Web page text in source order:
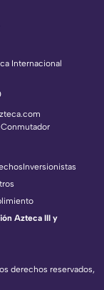
Internacional
Conmutador
derechos reservados,
Inversionistas
Azteca III y